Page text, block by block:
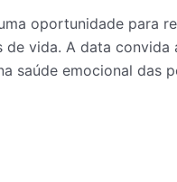
oportunidade para
vida. A data convida
saúde emocional das